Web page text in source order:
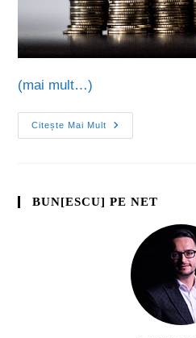
(mai mult…)
Citește Mai Mult
BUN[ESCU] PE NET